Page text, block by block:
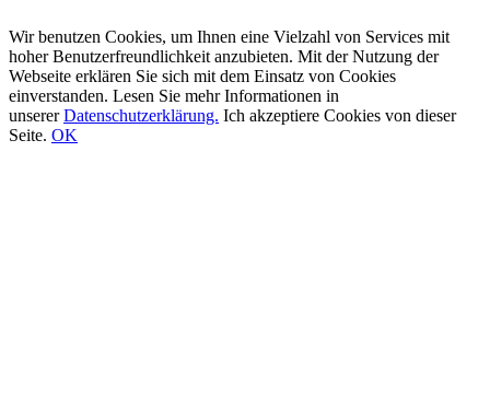
Wir benutzen Cookies, um Ihnen eine Vielzahl von Services mit
hoher Benutzerfreundlichkeit anzubieten. Mit der Nutzung der
Webseite erklären Sie sich mit dem Einsatz von Cookies
einverstanden. Lesen Sie mehr Informationen in
unsererDatenschutzerklärung. Ich akzeptiere Cookies von dieser
Seite. OK